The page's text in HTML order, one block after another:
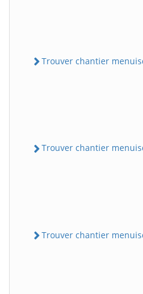
Trouver chantier
Trouver chantier
Trouver chantier